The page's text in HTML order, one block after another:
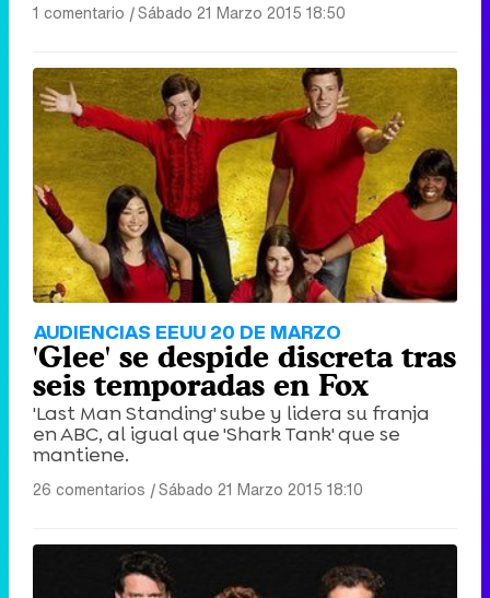
1 comentario |Sábado 21 Marzo 2015 18:50
AUDIENCIAS EEUU 20 DE MARZO
'Glee' se despide discreta tras
seis temporadas en Fox
'Last Man Standing' sube y lidera su franja
en ABC, al igual que 'Shark Tank' que se
mantiene.
26 comentarios |Sábado 21 Marzo 2015 18:10